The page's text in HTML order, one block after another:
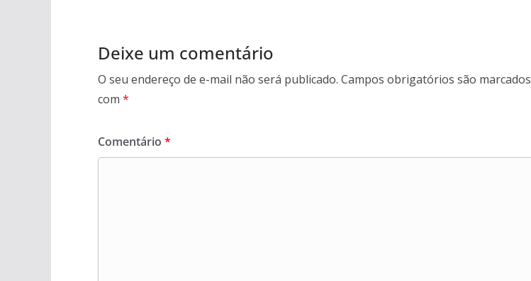
Deixe um comentário
O seu endereço de e-mail não será publicado. Campos obrigatórios são marcados
com *
Comentário *